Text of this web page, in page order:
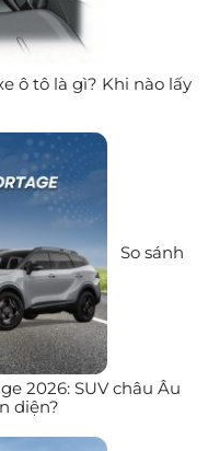
ô tô là gì? Khi nào lấy
So sánh
2026: SUV châu Âu
diện?